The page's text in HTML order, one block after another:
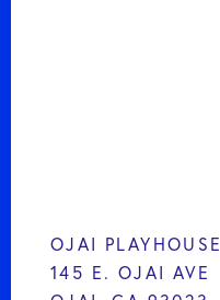
OJAI PLAYHOUSE
145 E. OJAI AVE